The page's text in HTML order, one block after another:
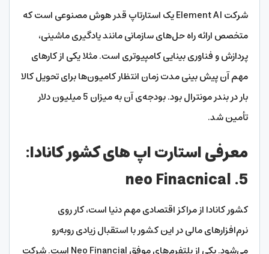
شرکت Element AI یک استارتاپ قدر هوش مصنوعی است که
متخصص ارائه راه حل‌های سازمانی مانند یادگیری ماشینی،
پردازش و فناوری بینایی کامپیوتری است. مثلا یکی از کارهای
مهم آن پیش بینی مدت زمان انتظار کامیون‌ها برای تحویل کالا
بار در بندر مونترال بود. بودجه‌ی آن به میزان 5 میلیون دلار
تأمین شد.
معرفی استارت اپ های کشور کانادا:
5. neo Finacnical
کشور کانادا از مراکز اقتصادی مهم دنیا است، کار روی
نرم‌افزارهای مالی در این کشور با استقبال زیادی روبه‌رو